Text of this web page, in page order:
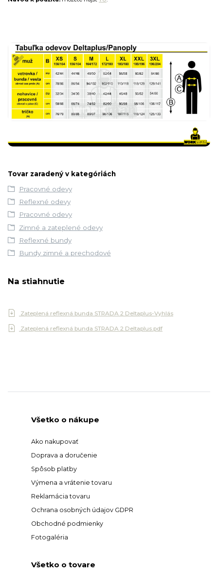
Tovar zaradený v kategóriách
Pracovné odevy
Reflexné odevy
Pracovné odevy
Zimné a zateplené odevy
Reflexné bundy
Bundy zimné a prechodové
Na stiahnutie
Zateplená reflexná bunda STRADA 2 Deltaplus-Vyhlás
Zateplená reflexná bunda STRADA 2 Deltaplus.pdf
Všetko o nákupe
Ako nakupovať
Doprava a doručenie
Spôsob platby
Výmena a vrátenie tovaru
Reklamácia tovaru
Ochrana osobných údajov GDPR
Obchodné podmienky
Fotogaléria
Všetko o tovare